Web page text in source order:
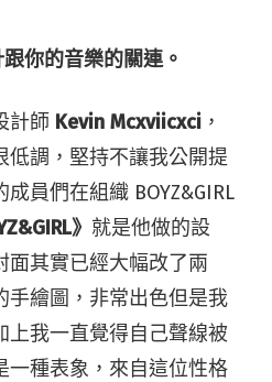
你的音樂的關連。
計師 Kevin Mcxviicxci ，
低調，堅持不讓我公開提
員們在組織 BOYZ&GIRL
》 就是他做的設
面其實已經大幅改了兩
手繪圖，非常出色但是我
上我一直覺得自己聲線被
一種表象，來自這位性格